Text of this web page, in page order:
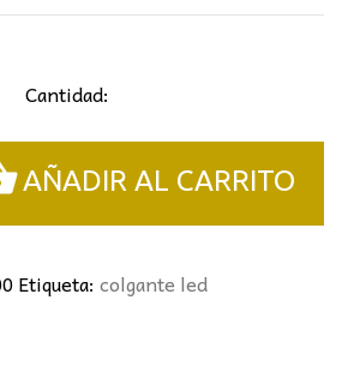
Cantidad:
AÑADIR AL CARRITO
Etiqueta: colgante led